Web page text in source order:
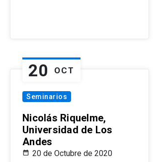
20 OCT
Seminarios
Nicolás Riquelme,
Universidad de Los
Andes
20 de Octubre de 2020